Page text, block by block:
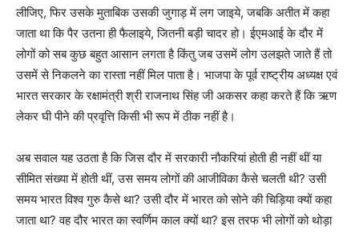
लीजिए, फिर उसके मुताबिक उसकी जुगाड़ में लग जाइये, जबकि अतीत में कहा
जाता था कि पैर उतना ही फैलाइये, जितनी बड़ी चादर हो। ईएमआई के दौर में
लोगों को सब कुछ बहुत आसान लगता है किंतु जब उसमें लोग उलझते जाते हैं तो
उसमें से निकलने का रास्ता नहीं मिल पाता है। भाजपा के पूर्व राष्ट्रीय अध्यक्ष एवं
भारत सरकार के रक्षामंत्री श्री राजनाथ सिंह जी अकसर कहा करते हैं कि ऋण
लेकर घी पीने की प्रवृत्ति किसी भी रूप में ठीक नहीं है।
अब सवाल यह उठता है कि जिस दौर में सरकारी नौकरियां होती ही नहीं थीं या
सीमित संख्या में होती थीं, उस समय लोगों की आजीविका कैसे चलती थी? उसी
समय भारत विश्व गुरु कैसे था? उसी दौर में भारत को सोने की चिड़िया क्यों कहा
जाता था? वह दौर भारत का स्वर्णिम काल क्यों था? इस तरफ भी लोगों को थोड़ा